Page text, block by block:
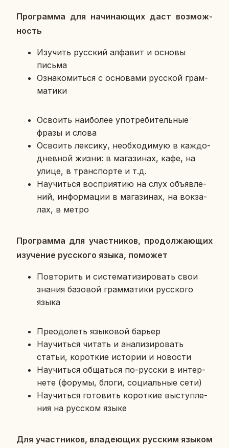
Про­грам­ма для на­чи­на­ю­щих даст воз­мож­
ность
Изу­чить рус­ский ал­фа­вит и основы
письма
Озна­ко­мить­ся с ос­но­ва­ми рус­ской грам­
ма­ти­ки
Осво­ить наи­бо­лее упо­тре­би­тель­ные
фразы и слова
Осво­ить лек­си­ку, необ­хо­ди­мую в каж­до­
днев­ной жизни: в ма­га­зи­нах, кафе, на
улице, в транс­пор­те и т.д.
На­учить­ся вос­при­я­тию на слух объ­яв­ле­
ний, ин­фор­ма­ции в ма­га­зи­нах, на вок­за­
лах, в метро
Про­грам­ма для участ­ни­ков, про­дол­жа­ю­щих
изу­че­ние рус­ско­го языка, по­мо­жет
По­вто­рить и си­сте­ма­ти­зи­ро­вать свои
знания ба­зо­вой грам­ма­ти­ки рус­ско­го
языка
Пре­одо­леть язы­ко­вой барьер
На­учить­ся читать и ана­ли­зи­ро­вать
статьи, ко­рот­кие ис­то­рии и но­во­сти
На­учить­ся об­щать­ся по-русски в ин­тер­
не­те (форумы, блоги, со­ци­аль­ные сети)
На­учить­ся го­то­вить ко­рот­кие вы­ступ­ле­
ния на рус­ском языке
Для участ­ни­ков, вла­де­ю­щих рус­ским языком